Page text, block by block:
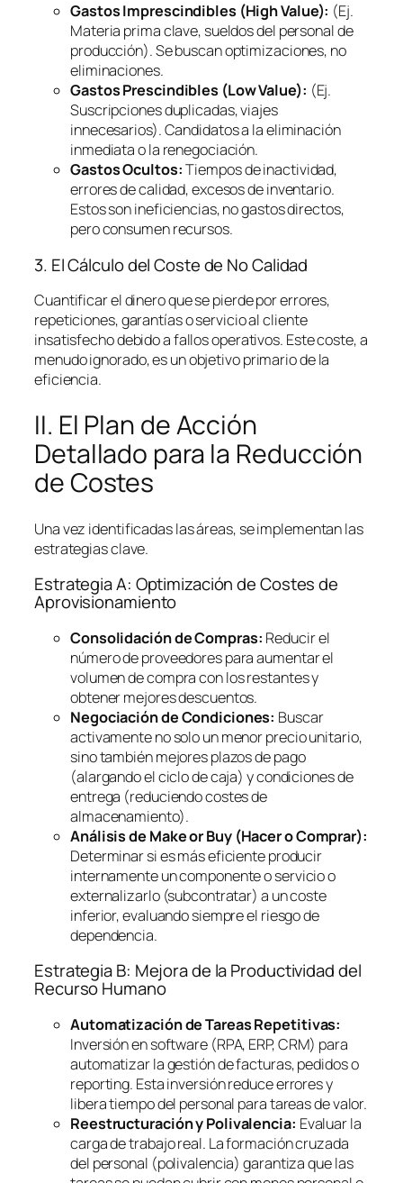
Gastos Imprescindibles (High Value): (Ej.
Materia prima clave, sueldos del personal de
producción). Se buscan optimizaciones, no
eliminaciones.
Gastos Prescindibles (Low Value): (Ej.
Suscripciones duplicadas, viajes
innecesarios). Candidatos a la eliminación
inmediata o la renegociación.
Gastos Ocultos:Tiempos de inactividad,
errores de calidad, excesos de inventario.
Estos son ineficiencias, no gastos directos,
pero consumen recursos.
3. El Cálculo del Coste de No Calidad
Cuantificar el dinero que se pierde por errores,
repeticiones, garantías o servicio al cliente
insatisfecho debido a fallos operativos. Este coste, a
menudo ignorado, es un objetivo primario de la
eficiencia.
II. El Plan de Acción
Detallado para la Reducción
de Costes
Una vez identificadas las áreas, se implementan las
estrategias clave.
Estrategia A: Optimización de Costes de
Aprovisionamiento
Consolidación de Compras: Reducir el
número de proveedores para aumentar el
volumen de compra con los restantes y
obtener mejores descuentos.
Negociación de Condiciones: Buscar
activamente no solo un menor precio unitario,
sino también mejores plazos de pago
(alargando el ciclo de caja) y condiciones de
entrega (reduciendo costes de
almacenamiento).
Análisis de Make or Buy(Hacer o Comprar):
Determinar si es más eficiente producir
internamente un componente o servicio o
externalizarlo (subcontratar) a un coste
inferior, evaluando siempre el riesgo de
dependencia.
Estrategia B: Mejora de la Productividad del
Recurso Humano
Automatización de Tareas Repetitivas:
Inversión ensoftware(RPA, ERP, CRM) para
automatizar la gestión de facturas, pedidos o
reporting. Esta inversión reduce errores y
libera tiempo del personal para tareas de valor.
Reestructuración y Polivalencia: Evaluar la
carga de trabajo real. La formación cruzada
del personal (polivalencia) garantiza que las